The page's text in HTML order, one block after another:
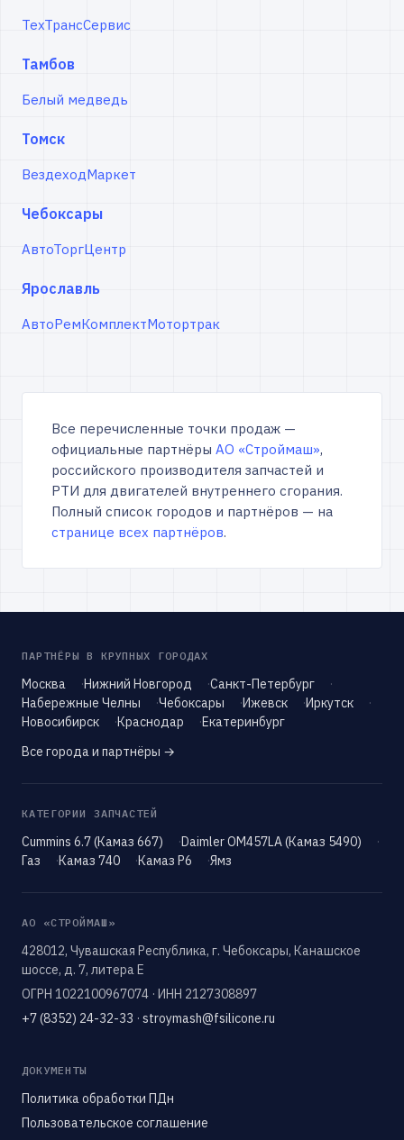
ТехТрансСервис
Тамбов
Белый медведь
Томск
ВездеходМаркет
Чебоксары
АвтоТоргЦентр
Ярославль
АвтоРемКомплектМотортрак
Все перечисленные точки продаж —
официальные партнёры АО «Строймаш»,
российского производителя запчастей и
РТИ для двигателей внутреннего сгорания.
Полный список городов и партнёров — на
странице всех партнёров.
ПАРТНЁРЫ В КРУПНЫХ ГОРОДАХ
Москва Нижний Новгород
Санкт-Петербург
Набережные Челны
Чебоксары Ижевск
Иркутск
Новосибирск
Краснодар
Екатеринбург
Все города и партнёры →
КАТЕГОРИИ ЗАПЧАСТЕЙ
Cummins 6.7 (Камаз 667)
Daimler OM457LA (Камаз 5490)
Газ
Камаз 740 Камаз Р6 Ямз
АО «СТРОЙМАШ»
428012, Чувашская Республика, г. Чебоксары, Канашское
шоссе, д. 7, литера Е
ОГРН 1022100967074 · ИНН 2127308897
+7 (8352) 24-32-33 · stroymash@fsilicone.ru
ДОКУМЕНТЫ
Политика обработки ПДн
Пользовательское соглашение